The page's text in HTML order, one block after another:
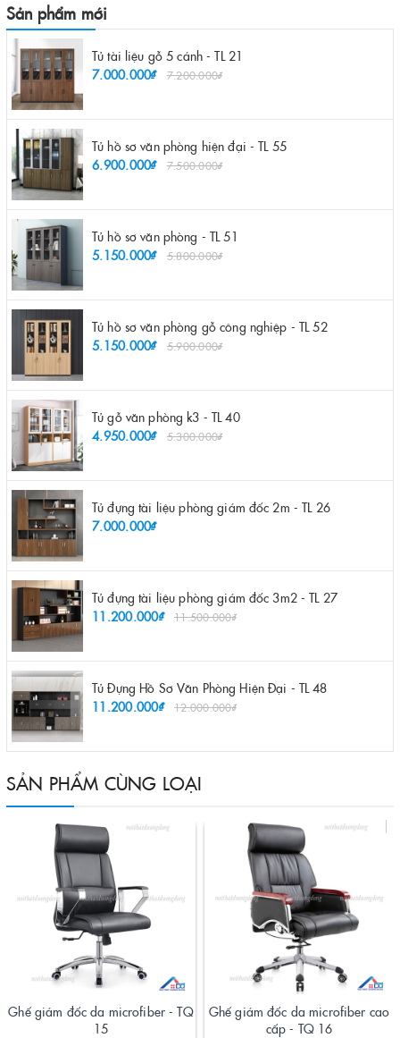
Sản phẩm mới
Tủ tài liệu gỗ 5 cánh - TL 21
7.000.000₫
7.200.000₫
Tủ hồ sơ văn phòng hiện đại - TL 55
6.900.000₫
7.500.000₫
Tủ hồ sơ văn phòng - TL 51
5.150.000₫
5.800.000₫
Tủ hồ sơ văn phòng gỗ công nghiệp - TL 52
5.150.000₫
5.900.000₫
Tủ gỗ văn phòng k3 - TL 40
4.950.000₫
5.300.000₫
Tủ đựng tài liệu phòng giám đốc 2m - TL 26
7.000.000₫
Tủ đựng tài liệu phòng giám đốc 3m2 - TL 27
11.200.000₫
11.500.000₫
Tủ Đựng Hồ Sơ Văn Phòng Hiện Đại - TL 48
11.200.000₫
12.000.000₫
SẢN PHẨM CÙNG LOẠI
Ghế giám đốc da microfiber - TQ
15
Ghế giám đốc da microfiber cao
cấp - TQ 16